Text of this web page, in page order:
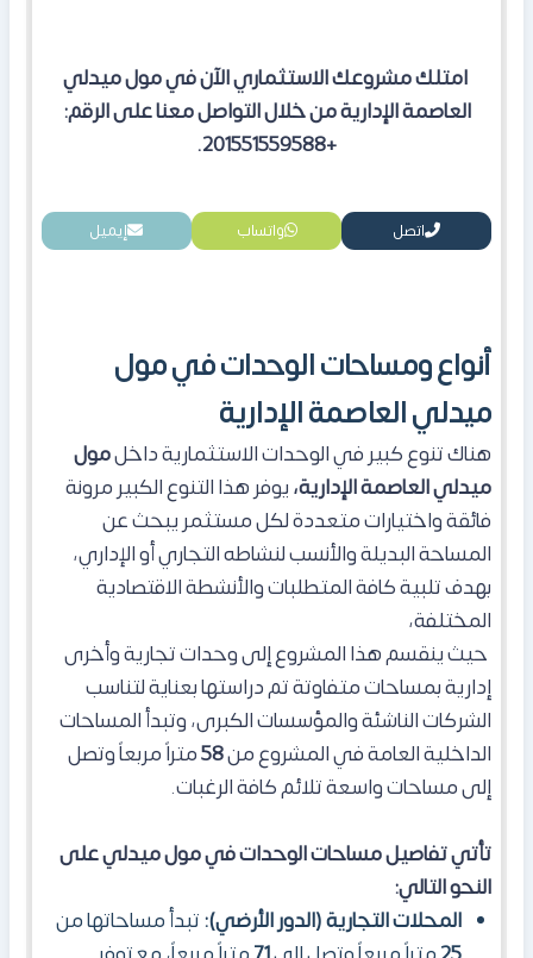
امتلك مشروعك الاستثماري الآن في مول ميدلي
العاصمة الإدارية من خلال التواصل معنا على الرقم:
+201551559588.
اتصل واتساب إيميل
أنواع ومساحات الوحدات في مول
ميدلي العاصمة الإدارية
هناك تنوع كبير في الوحدات الاستثمارية داخلمول
ميدلي العاصمة الإدارية،يوفر هذا التنوع الكبير مرونة
فائقة واختيارات متعددة لكل مستثمر يبحث عن
المساحة البديلة والأنسب لنشاطه التجاري أو الإداري،
بهدف تلبية كافة المتطلبات والأنشطة الاقتصادية
المختلفة،
حيث ينقسم هذا المشروع إلى وحدات تجارية وأخرى
إدارية بمساحات متفاوتة تم دراستها بعناية لتناسب
الشركات الناشئة والمؤسسات الكبرى، وتبدأ المساحات
الداخلية العامة في المشروع من58متراً مربعاً وتصل
إلى مساحات واسعة تلائم كافة الرغبات.
تأتي تفاصيل مساحات الوحدات في مول ميدلي على
النحو التالي:
المحلات التجارية (الدور الأرضي):تبدأ مساحاتها من